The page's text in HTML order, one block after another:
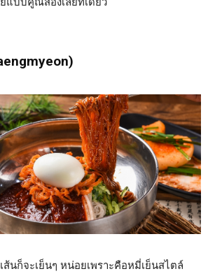
ส้นก็จะเย็นๆ หน่อยเพราะคือหมี่เย็นสไตล์